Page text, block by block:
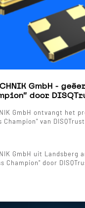
GmbH -
door
GmbH ontvangt het
van DISQTrust
GmbH uit
Champion" door